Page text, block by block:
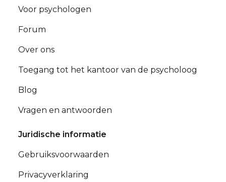
Voor psychologen
Forum
Over ons
Toegang tot het kantoor van de psycholoog
Blog
Vragen en antwoorden
Juridische informatie
Gebruiksvoorwaarden
Privacyverklaring